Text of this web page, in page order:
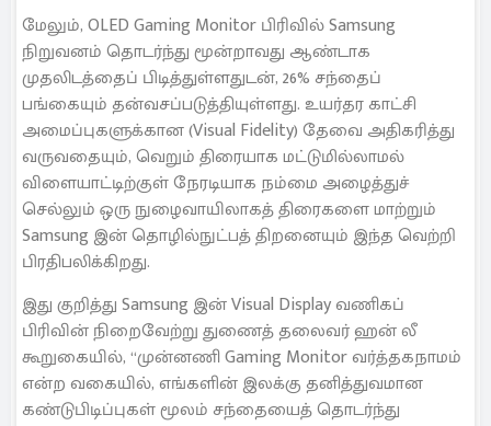
மேலும், OLED Gaming Monitor பிரிவில் Samsung
நிறுவனம் தொடர்ந்து மூன்றாவது ஆண்டாக
முதலிடத்தைப் பிடித்துள்ளதுடன், 26% சந்தைப்
பங்கையும் தன்வசப்படுத்தியுள்ளது. உயர்தர காட்சி
அமைப்புகளுக்கான (Visual Fidelity) தேவை அதிகரித்து
வருவதையும், வெறும் திரையாக மட்டுமில்லாமல்
விளையாட்டிற்குள் நேரடியாக நம்மை அழைத்துச்
செல்லும் ஒரு நுழைவாயிலாகத் திரைகளை மாற்றும்
Samsung இன் தொழில்நுட்பத் திறனையும் இந்த வெற்றி
பிரதிபலிக்கிறது.
இது குறித்து Samsung இன் Visual Display வணிகப்
பிரிவின் நிறைவேற்று துணைத் தலைவர் ஹன் லீ
கூறுகையில், “முன்னணி Gaming Monitor வர்த்தகநாமம்
என்ற வகையில், எங்களின் இலக்கு தனித்துவமான
கண்டுபிடிப்புகள் மூலம் சந்தையைத் தொடர்ந்து